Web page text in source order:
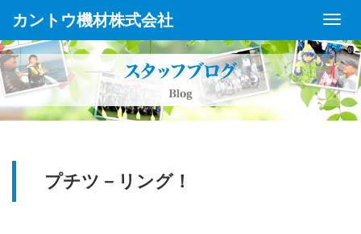
カントウ機材株式会社
プチツ－リング！